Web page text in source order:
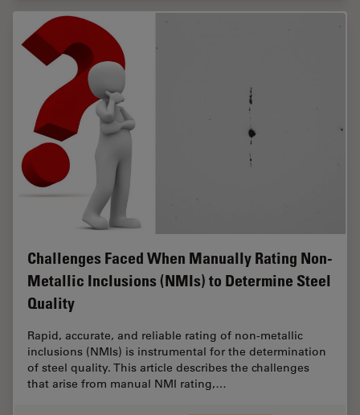
Challenges Faced When Manually Rating Non-
Metallic Inclusions (NMIs) to Determine Steel
Quality
Rapid, accurate, and reliable rating of non-metallic
inclusions (NMIs) is instrumental for the determination
of steel quality. This article describes the challenges
that arise from manual NMI rating,…